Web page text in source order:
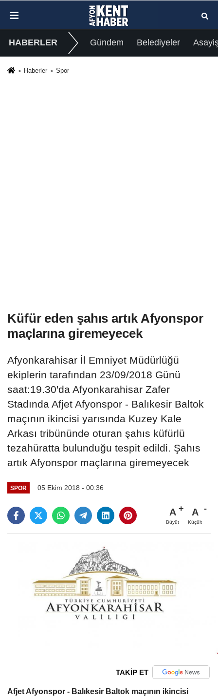
HABERLER Gündem Belediyeler
Haberler Spor
Küfür eden şahıs artık Afyonspor
maçlarına giremeyecek
Afyonkarahisar İl Emniyet Müdürlüğü
ekiplerin tarafından 23/09/2018 Günü
saat:19.30'da Afyonkarahisar Zafer
Stadında Afjet Afyonspor - Balıkesir Baltok
maçının ikincisi yarısında Kuzey Kale
Arkası tribününde oturan şahıs küfürlü
tezahüratta bulunduğu tespit edildi. Şahıs
artık Afyonspor maçlarına giremeyecek
SPOR 05 Ekim 2018 - 00:36
A
Büyüt
A
Küçült
TAKİP ET
Afjet Afyonspor - Balıkesir Baltok maçının ikincisi